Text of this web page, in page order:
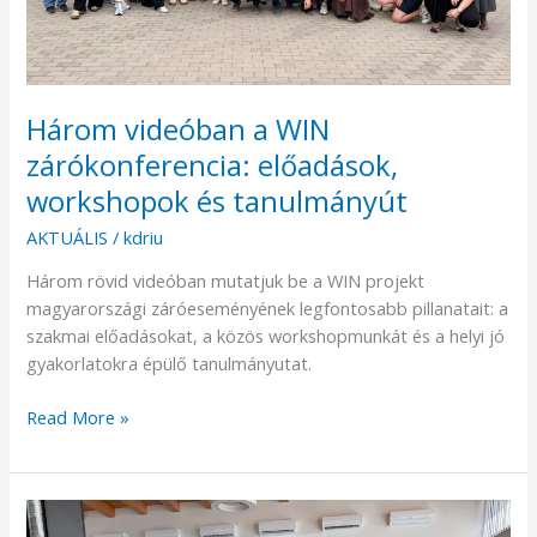
Három videóban a WIN
zárókonferencia: előadások,
workshopok és tanulmányút
AKTUÁLIS /kdriu
Három rövid videóban mutatjuk be a WIN projekt
magyarországi záróeseményének legfontosabb pillanatait: a
szakmai előadásokat, a közös workshopmunkát és a helyi jó
gyakorlatokra épülő tanulmányutat.
Read More »
A